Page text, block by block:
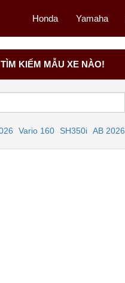
Honda Yamaha
KIẾM MẪU XE NÀO!
Vario 160 SH350i AB 2026